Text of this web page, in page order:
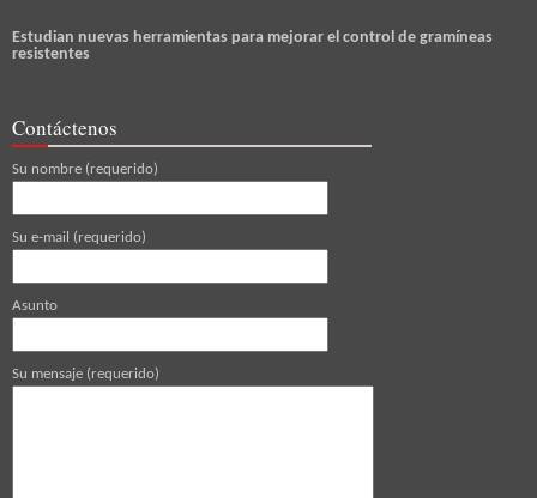
Estudian nuevas herramientas para mejorar el control de gramíneas
resistentes
Contáctenos
Su nombre (requerido)
Su e-mail (requerido)
Asunto
Su mensaje (requerido)